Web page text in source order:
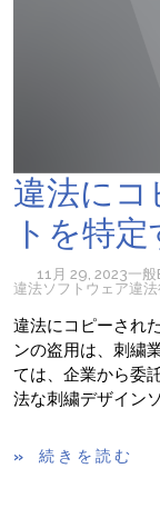
違法にコ
トを特
11月 29, 2023一般
違法ソフトウェア違
違法にコピーされ
ンの盗用は、刺繍
ては、企業から委
法な刺繍デザイン
続きを読む